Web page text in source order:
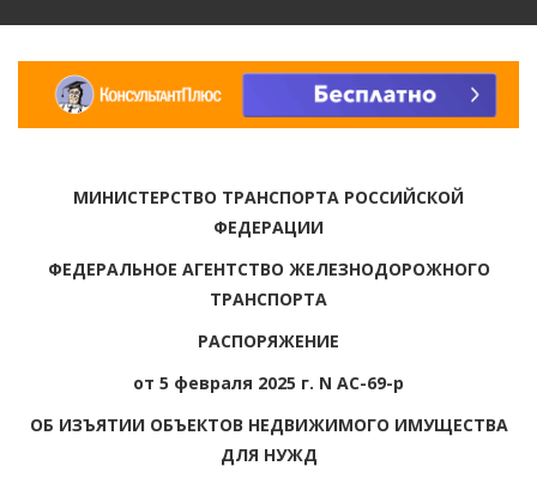
МИНИСТЕРСТВО ТРАНСПОРТА РОССИЙСКОЙ
ФЕДЕРАЦИИ
ФЕДЕРАЛЬНОЕ АГЕНТСТВО ЖЕЛЕЗНОДОРОЖНОГО
ТРАНСПОРТА
РАСПОРЯЖЕНИЕ
от 5 февраля 2025 г. N АС-69-р
ОБ ИЗЪЯТИИ ОБЪЕКТОВ НЕДВИЖИМОГО ИМУЩЕСТВА
ДЛЯ НУЖД